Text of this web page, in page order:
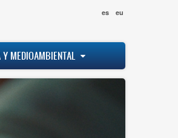
es eu
MEDIOAMBIENTAL